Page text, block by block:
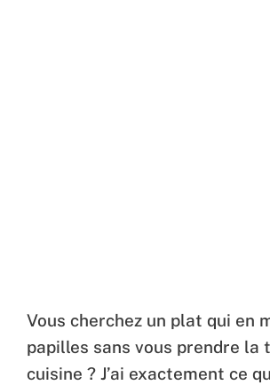
Vous cherchez un plat qui en
papilles sans vous prendre la
cuisine ? J’ai exactement ce